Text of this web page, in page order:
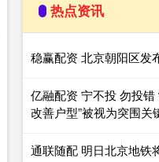
热点资讯
稳赢配资 北京朝阳区发
亿融配资 宁不投 勿投错
改善户型”被视为突围关
通联随配 明日北京地铁